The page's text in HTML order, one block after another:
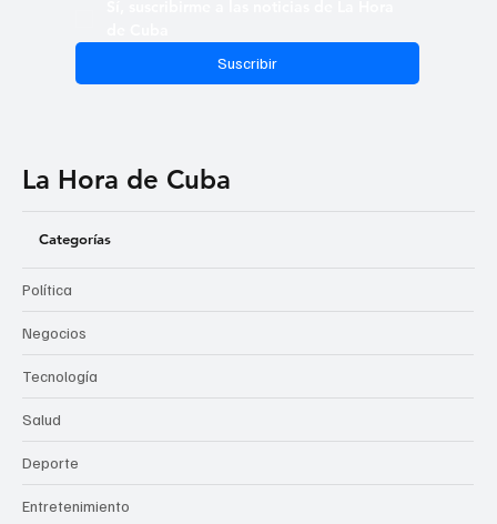
Suscribir
La Hora de Cuba
Categorías
Política
Negocios
Tecnología
Salud
Deporte
Entretenimiento